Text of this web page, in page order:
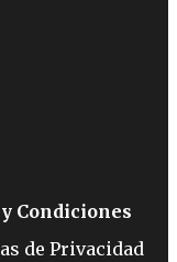
Condiciones
de Privacidad